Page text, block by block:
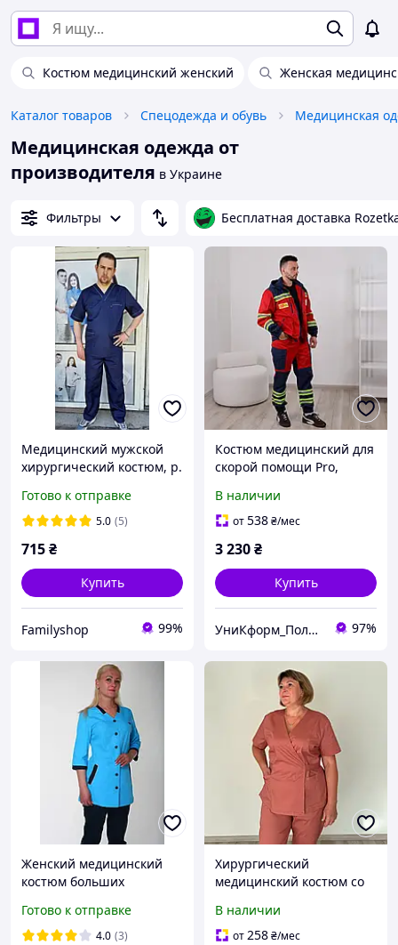
Костюм медицинский женский Женская
Каталог товаров Спецодежда и обувь Медицинская
Медицинская одежда от
производителя в Украине
Фильтры Бесплатная доставка
Медицинский мужской
хирургический костюм, р.
Готово к отправке
5.0 (5)
715₴
Купить
Familyshop 99%
Костюм медицинский для
скорой помощи Pro,
В наличии
от538₴/мес
3 230₴
Купить
УниКформ_Полтава 97%
Женский медицинский
костюм больших
голубого цвета с т.синим,
р.68,70,72,74.
Готово к отправке
4.0 (3)
Хирургический
медицинский костюм со
запах, брюки на резинке
В наличии
от258₴/мес